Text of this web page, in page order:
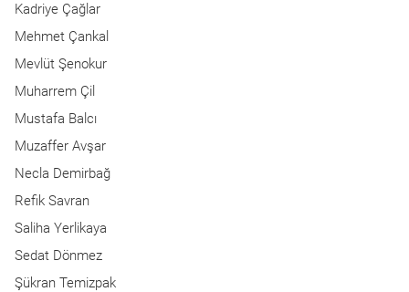
Kadriye Çağlar
Mehmet Çankal
Mevlüt Şenokur
Muharrem Çil
Mustafa Balcı
Muzaffer Avşar
Necla Demirbağ
Refik Savran
Saliha Yerlikaya
Sedat Dönmez
Şükran Temizpak